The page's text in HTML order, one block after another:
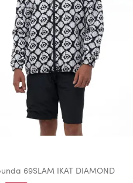
69SLAM IKAT DIAMOND